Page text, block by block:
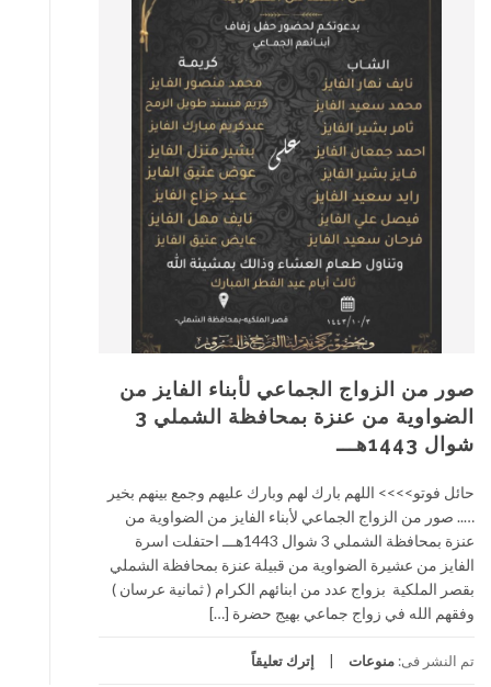
صور من الزواج الجماعي لأبناء الفايز من
الضواوية من عنزة بمحافظة الشملي 3
شوال 1443هـــ
حائل فوتو>>>> اللهم بارك لهم وبارك عليهم وجمع بينهم بخير
….. صور من الزواج الجماعي لأبناء الفايز من الضواوية من
عنزة بمحافظة الشملي 3 شوال 1443هـــ احتفلت اسرة
الفايز من عشيرة الضواوية من قبيلة عنزة بمحافظة الشملي
بقصر الملكية بزواج عدد من ابنائهم الكرام ( ثمانية عرسان )
وفقهم الله في زواج جماعي بهيج حضرة […]
تم النشر فى: منوعات إترك تعليقاً